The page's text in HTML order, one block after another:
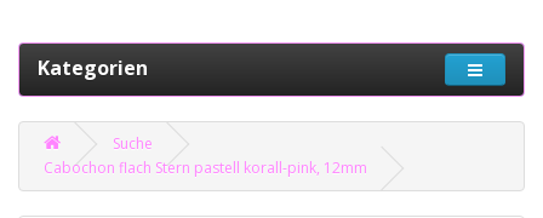
Kategorien
Suche
Cabochon flach Stern pastell korall-pink, 12mm